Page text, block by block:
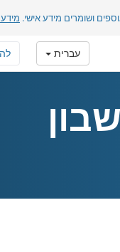
ושומרים מידע אישי.
עברית